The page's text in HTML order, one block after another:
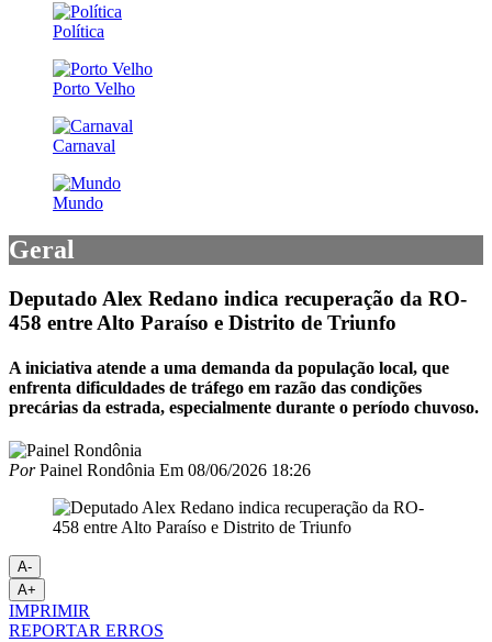
Política
Porto Velho
Carnaval
Mundo
Geral
Deputado Alex Redano indica recuperação da RO-
458 entre Alto Paraíso e Distrito de Triunfo
A iniciativa atende a uma demanda da população local, que
enfrenta dificuldades de tráfego em razão das condições
precárias da estrada, especialmente durante o período chuvoso.
PorPainel Rondônia Em 08/06/2026 18:26
A-
A+
IMPRIMIR
REPORTAR ERROS